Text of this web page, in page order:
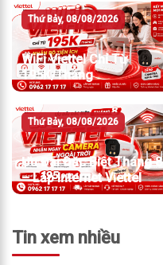
Thứ Bảy, 08/08/2026
WiFi Viettel Chỉ Từ
195K/Tháng
Thứ Bảy, 08/08/2026
Ưu Đãi Đặc Biệt Tháng 8
– Lắp Internet Viettel
Tin xem nhiều